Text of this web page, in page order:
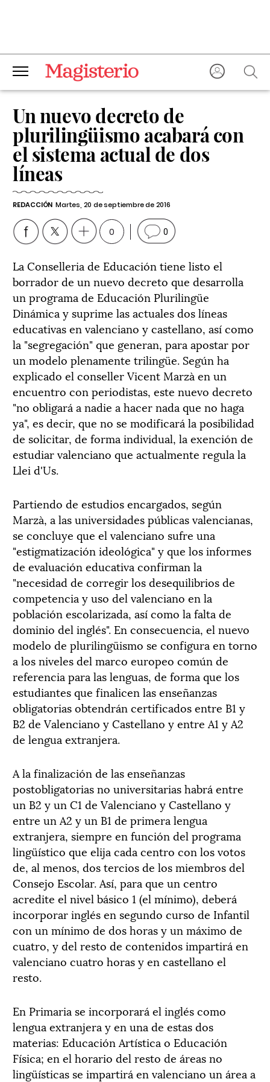
Un nuevo decreto de
plurilingüismo acabará con
el sistema actual de dos
líneas
REDACCIÓN Martes, 20 de septiembre de 2016
0 0
La Conselleria de Educación tiene listo el
borrador de un nuevo decreto que desarrolla
un programa de Educación Plurilingüe
Dinámica y suprime las actuales dos líneas
educativas en valenciano y castellano, así como
la "segregación" que generan, para apostar por
un modelo plenamente trilingüe. Según ha
explicado el conseller Vicent Marzà en un
encuentro con periodistas, este nuevo decreto
"no obligará a nadie a hacer nada que no haga
ya", es decir, que no se modificará la posibilidad
de solicitar, de forma individual, la exención de
estudiar valenciano que actualmente regula la
Llei d'Us.
Partiendo de estudios encargados, según
Marzà, a las universidades públicas valencianas,
se concluye que el valenciano sufre una
"estigmatización ideológica" y que los informes
de evaluación educativa confirman la
"necesidad de corregir los desequilibrios de
competencia y uso del valenciano en la
población escolarizada, así como la falta de
dominio del inglés". En consecuencia, el nuevo
modelo de plurilingüismo se configura en torno
a los niveles del marco europeo común de
referencia para las lenguas, de forma que los
estudiantes que finalicen las enseñanzas
obligatorias obtendrán certificados entre B1 y
B2 de Valenciano y Castellano y entre A1 y A2
de lengua extranjera.
A la finalización de las enseñanzas
postobligatorias no universitarias habrá entre
un B2 y un C1 de Valenciano y Castellano y
entre un A2 y un B1 de primera lengua
extranjera, siempre en función del programa
lingüístico que elija cada centro con los votos
de, al menos, dos tercios de los miembros del
Consejo Escolar. Así, para que un centro
acredite el nivel básico 1 (el mínimo), deberá
incorporar inglés en segundo curso de Infantil
con un mínimo de dos horas y un máximo de
cuatro, y del resto de contenidos impartirá en
valenciano cuatro horas y en castellano el
resto.
En Primaria se incorporará el inglés como
lengua extranjera y en una de estas dos
materias: Educación Artística o Educación
Física; en el horario del resto de áreas no
lingüísticas se impartirá en valenciano un área a